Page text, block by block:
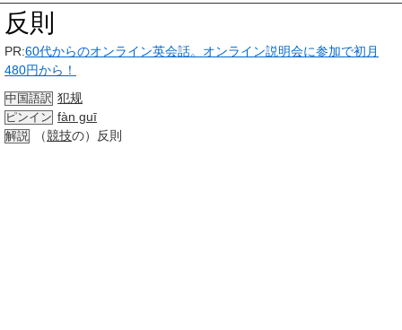
反則
PR:60代からのオンライン英会話。オンライン説明会に参加で初月
480円から！
中国語訳 犯规
ピンイン fàn guī
解説 （競技の）反則